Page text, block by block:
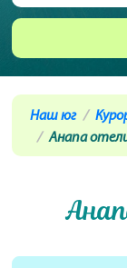
Наш юг
Анапа